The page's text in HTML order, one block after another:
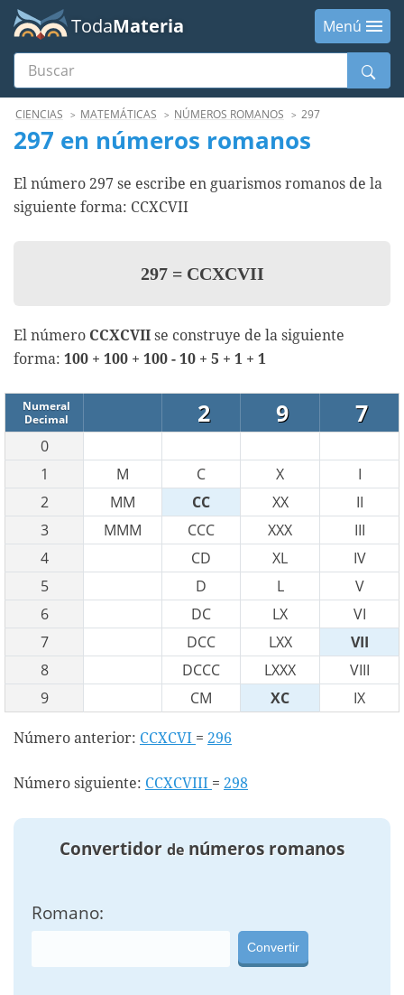
TodaMateria
Menú
Buscar
MenúCIENCIAS MATEMÁTICAS NÚMEROS ROMANOS 297
297 en números romanos
El número 297 se escribe en guarismos romanos de la
siguiente forma: CCXCVII
297 =CCXCVII
El número CCXCVII se construye de la siguiente
forma: 100 + 100 + 100 - 10 + 5 + 1 + 1
Numeral
Decimal
2 9 7
0
1
M C X
I
2
MM CC XX
II
3
MMM CCC XXX
III
4
CD XL
IV
5
D L
V
6
DC LX
VI
7
DCC LXX
VII
8
DCCC LXXX
VIII
9
CM XC IX
Número anterior: CCXCVI = 296
Número siguiente: CCXCVIII = 298
Convertidor de números romanos
Romano:
Convertir